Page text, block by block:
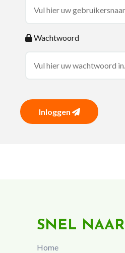
Wachtwoord
Inloggen
SNEL NAAR
Home